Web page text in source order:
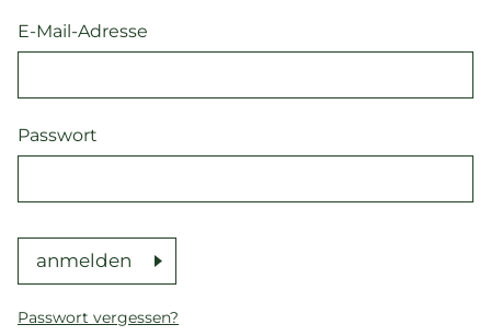
Suchverzeichnisse
E-Mail-Adresse
Passwort
anmelden
Passwort vergessen?